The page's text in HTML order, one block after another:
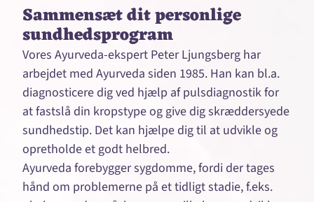
Sammensæt dit personlige
sundhedsprogram
Vores Ayurveda-ekspert Peter Ljungsberg har
arbejdet med Ayurveda siden 1985. Han kan bl.a.
diagnosticere dig ved hjælp af pulsdiagnostik for
at fastslå din kropstype og give dig skræddersyede
sundhedstip. Det kan hjælpe dig til at udvikle og
opretholde et godt helbred.
Ayurveda forebygger sygdomme, fordi der tages
hånd om problemerne på et tidligt stadie, f.eks.